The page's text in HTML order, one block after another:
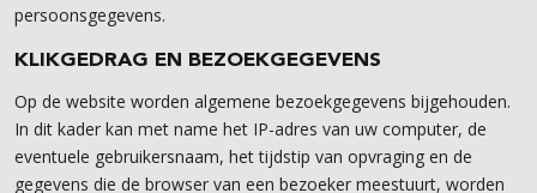
persoonsgegevens.
KLIKGEDRAG EN BEZOEKGEGEVENS
Op de website worden algemene bezoekgegevens bijgehouden.
In dit kader kan met name het IP-adres van uw computer, de
eventuele gebruikersnaam, het tijdstip van opvraging en de
gegevens die de browser van een bezoeker meestuurt, worden